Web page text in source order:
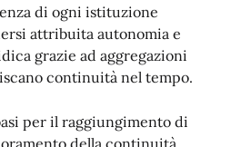
di ogni istituzione
attribuita autonomia e
grazie ad aggregazioni
continuità nel tempo.
per il raggiungimento di
della continuità